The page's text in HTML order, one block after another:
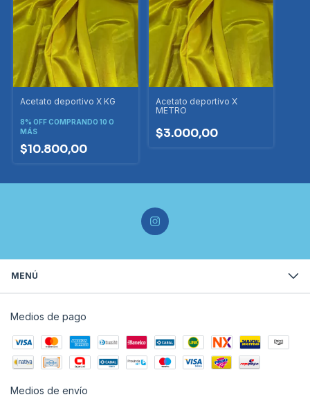
Acetato deportivo X KG
8% OFFCOMPRANDO 10 O
MÁS
$10.800,00
Acetato deportivo X
METRO
$3.000,00
MENÚ
Medios de pago
Medios de envío